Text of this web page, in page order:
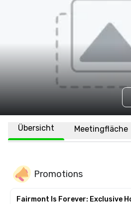
Übersicht Meetingfläche
Promotions
Fairmont Is Forever: Exclusive